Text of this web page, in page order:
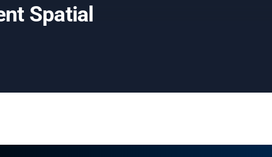
Spatial